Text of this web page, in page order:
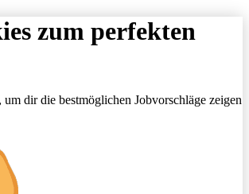
zum perfekten
dir die bestmöglichen Jobvorschläge zeigen